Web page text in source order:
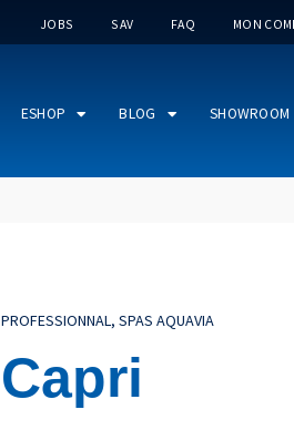
JOBS SAV FAQ MON
ESHOP BLOG SHOWROOM
PROFESSIONNAL, SPAS AQUAVIA
Capri